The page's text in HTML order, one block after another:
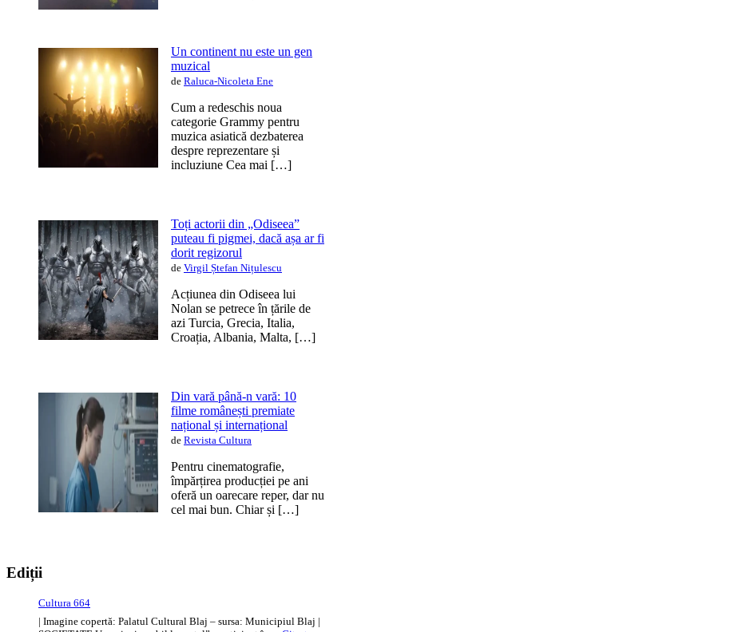
Un continent nu este un gen
muzical
de Raluca-Nicoleta Ene
Cum a redeschis noua
categorie Grammy pentru
muzica asiatică dezbaterea
despre reprezentare și
incluziune Cea mai […]
Toți actorii din „Odiseea”
puteau fi pigmei, dacă așa ar fi
dorit regizorul
de Virgil Ștefan Nițulescu
Acțiunea din Odiseea lui
Nolan se petrece în țările de
azi Turcia, Grecia, Italia,
Croația, Albania, Malta, […]
Din vară până-n vară: 10
filme românești premiate
național și internațional
de Revista Cultura
Pentru cinematografie,
împărțirea producției pe ani
oferă un oarecare reper, dar nu
cel mai bun. Chiar și […]
Ediții
Cultura 664
| Imagine copertă: Palatul Cultural Blaj – sursa: Municipiul Blaj |